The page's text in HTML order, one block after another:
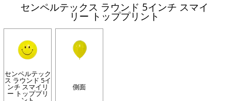
センペルテックス ラウンド 5インチ スマイ
リー トッププリント
センペルテック
ス ラウンド 5イ
ンチ スマイリ
ー トッププリ
側面